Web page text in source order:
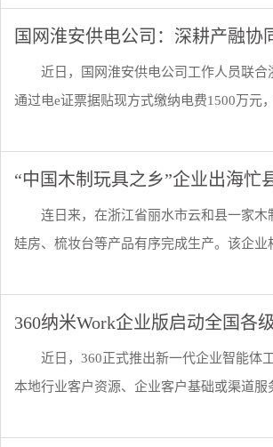
国网淮安供电公司：深耕产融协
近日，国网淮安供电公司工作人员联
通过电e证票据贴现方式缴纳电费1500万元
“中国木制玩具之乡”企业出海忙
连日来，在浙江省丽水市云和县一家
娃房、梳妆台等产品有序完成生产。该企
360纳米Work企业版启动全国各
近日，360正式推出新一代企业智能体
本地行业客户资源、企业客户基础或渠道